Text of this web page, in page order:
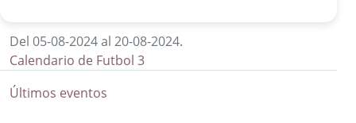
Del 05-08-2024 al 20-08-2024.
Calendario de Futbol 3
Últimos eventos